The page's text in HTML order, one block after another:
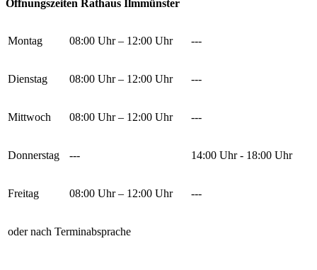
Öffnungszeiten Rathaus Ilmmünster
Montag 08:00 Uhr – 12:00 Uhr ---
Dienstag 08:00 Uhr – 12:00 Uhr ---
Mittwoch 08:00 Uhr – 12:00 Uhr ---
Donnerstag --- 14:00 Uhr - 18:00 Uhr
Freitag 08:00 Uhr – 12:00 Uhr ---
oder nach Terminabsprache